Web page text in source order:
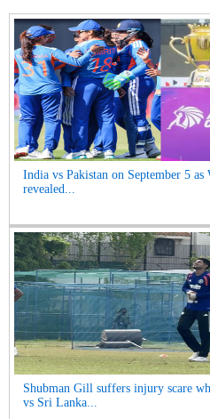
India vs Pakistan on September 5
revealed...
Shubman Gill suffers injury scare
vs Sri Lanka...